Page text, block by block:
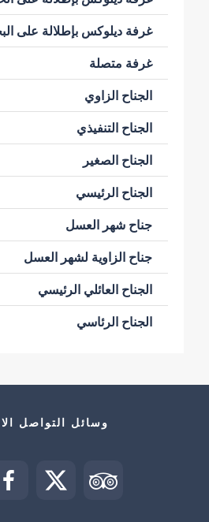
غرفة ديلوكس بإطلالة على
غرفة متصلة
الجناح الزاوي
الجناح التنفيذي
الجناح الصغير
الجناح الرئيسي
جناح شهر العسل
جناح الزاوية لشهر العسل
الجناح العائلي الرئيسي
الجناح الرئاسي
وسائل التواصل